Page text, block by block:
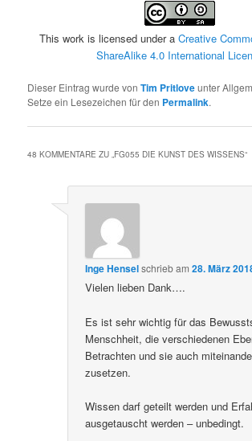
This work is licensed under a Creative
ShareAlike 4.0 International
Dieser Eintrag wurde vonTim Pritloveunter
Setze ein Lesezeichen für den Permalink.
48 KOMMENTARE ZU „FG055 DIE KUNST DES WISSENS“
Inge Henselschriebam28. März
Vielen lieben Dank….
Es ist sehr wichtig für das
Menschheit, die verschiedenen
Betrachten und sie auch
zusetzen.
Wissen darf geteilt werden und
ausgetauscht werden – unbedingt.